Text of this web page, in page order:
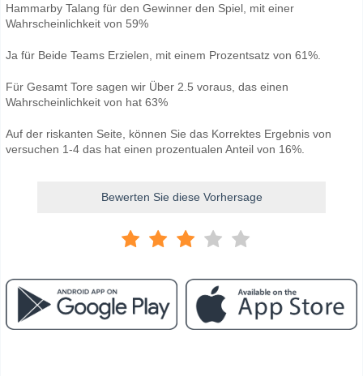
Hammarby Talang für den Gewinner den Spiel, mit einer
Wahrscheinlichkeit von 59%
Ja für Beide Teams Erzielen, mit einem Prozentsatz von 61%.
Für Gesamt Tore sagen wir Über 2.5 voraus, das einen
Wahrscheinlichkeit von hat 63%
Auf der riskanten Seite, können Sie das Korrektes Ergebnis von
versuchen 1-4 das hat einen prozentualen Anteil von 16%.
Bewerten Sie diese Vorhersage